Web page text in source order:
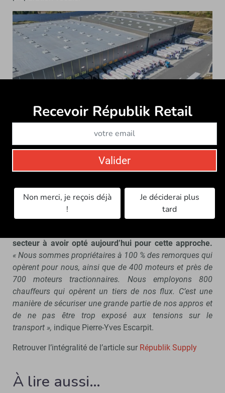
Le Groupement a par ailleurs fait le choix d’internaliser
environ une large partie de son transport.Une stratégie
secteur à avoir opté aujourd’hui pour cette approche.
« Nous sommes propriétaires à 100 % des remorques qui
opèrent pour nous, ainsi que de 400 moteurs et près de
700 moteurs tractionnaires. Nous employons 800
chauffeurs qui opèrent un tiers de nos flux. C’est une
manière de sécuriser une grande partie de nos appros et
de ne pas être trop exposé aux tensions sur le
transport », indique Pierre-Yves Escarpit.
Retrouver l’intégralité de l’article sur Républik Supply
À lire aussi…
Recevoir Républik Retail
Valider
Non merci, je reçois déjà
!
Je déciderai plus
tard